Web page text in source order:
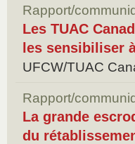
Rapport/
Les TUAC
les sensibiliser
UFCW/TUAC
Rapport/
La grande
du